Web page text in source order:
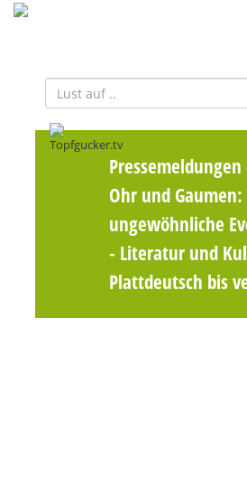
Pressemeldungen
Ohr und
ungewöhnliche
- Literatur und
Plattdeutsch bis